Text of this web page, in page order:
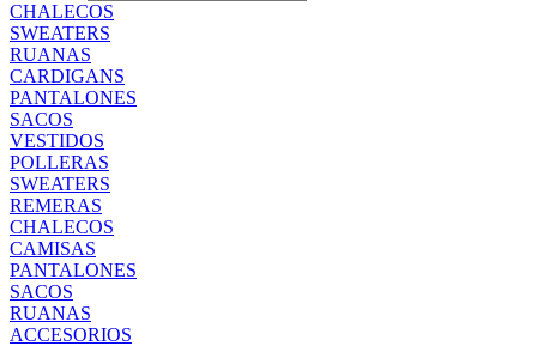
CHALECOS
SWEATERS
RUANAS
CARDIGANS
PANTALONES
SACOS
VESTIDOS
POLLERAS
SWEATERS
REMERAS
CHALECOS
CAMISAS
PANTALONES
SACOS
RUANAS
ACCESORIOS